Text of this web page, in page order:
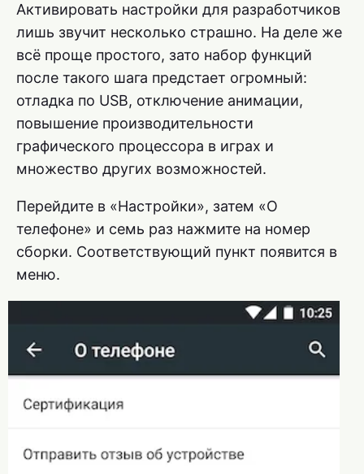
Активировать настройки для разработчиков
лишь звучит несколько страшно. На деле же
всё проще простого, зато набор функций
после такого шага предстает огромный:
отладка по USB, отключение анимации,
повышение производительности
графического процессора в играх и
множество других возможностей.
Перейдите в «Настройки», затем «О
телефоне» и семь раз нажмите на номер
сборки. Соответствующий пункт появится в
меню.